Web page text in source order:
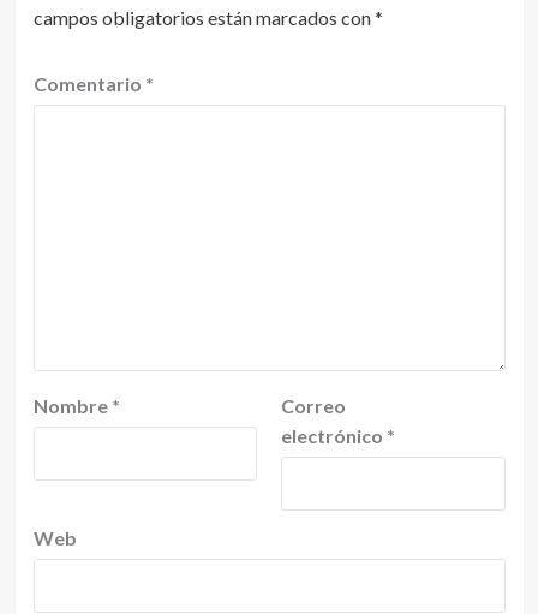
campos obligatorios están marcados con*
Comentario *
Nombre *
Correo
electrónico *
Web